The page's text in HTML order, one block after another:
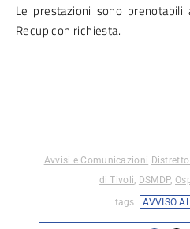
Le prestazioni sono
Recup con richiesta.
Avvisi e Comunicazioni
di Tivoli, DSMDP,
tags: AVVISO